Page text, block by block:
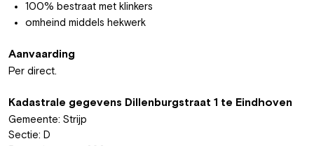
100% bestraat met klinkers
omheind middels hekwerk
Aanvaarding
Per direct.
Kadastrale gegevens Dillenburgstraat 1 te Eindhoven
Gemeente: Strijp
Sectie: D